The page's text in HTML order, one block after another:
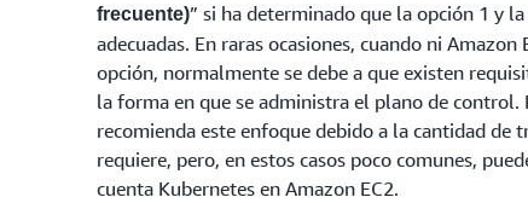
frecuente)” si ha determinado que la opción 1 y
adecuadas. En raras ocasiones, cuando ni Amazon
opción, normalmente se debe a que existen
la forma en que se administra el plano de control.
recomienda este enfoque debido a la cantidad de
requiere, pero, en estos casos poco comunes,
cuenta Kubernetes en Amazon EC2.